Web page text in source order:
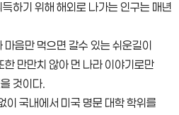
하기 위해 해외로 나가는 인구는 매년
음만 먹으면 갈수 있는 쉬운길이
만만치 않아 먼 나라 이야기로만
것이다.
이 국내에서 미국 명문 대학 학위를